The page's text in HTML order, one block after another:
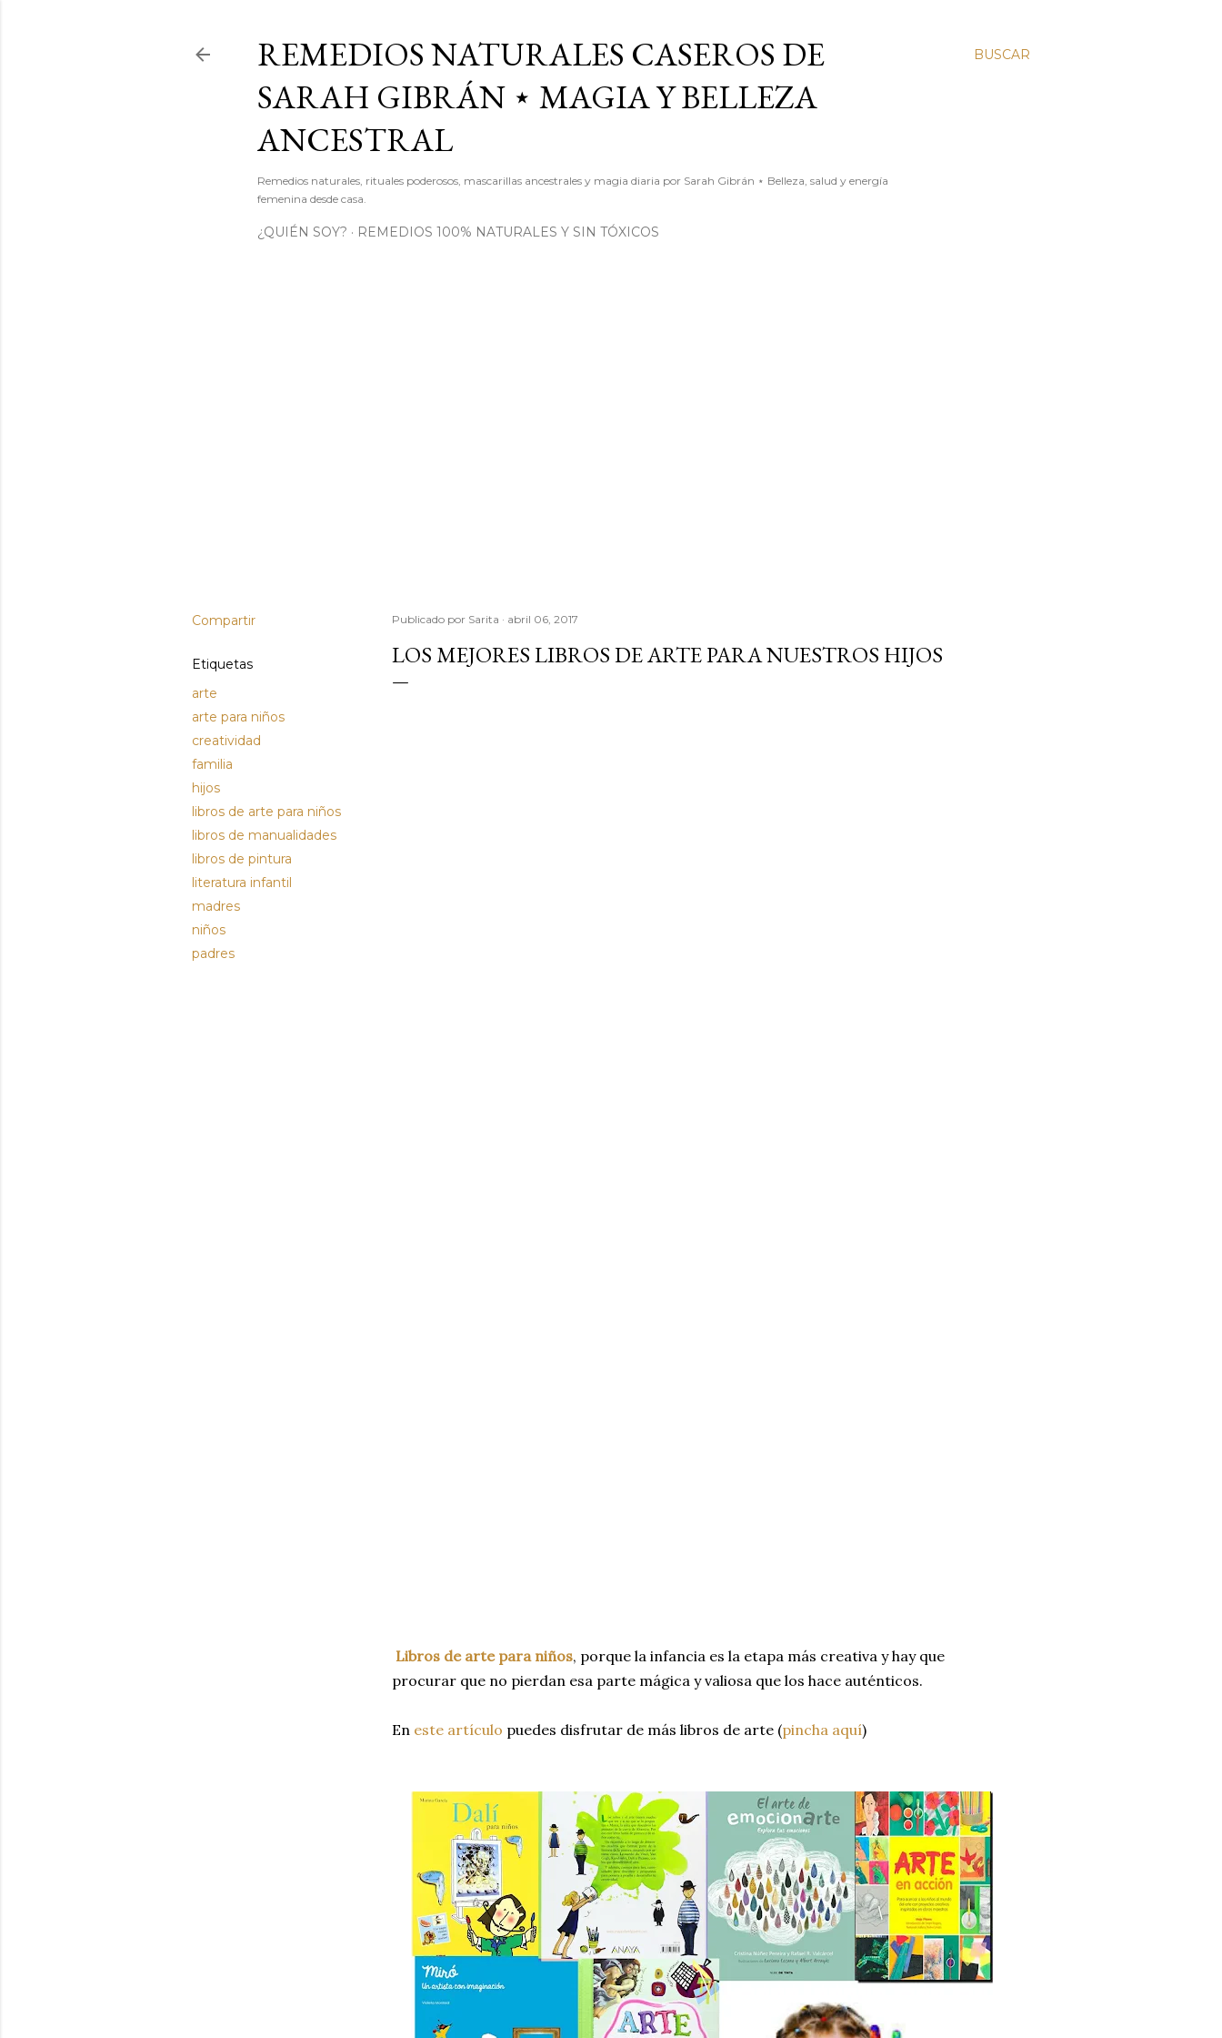
BUSCAR
REMEDIOS NATURALES CASEROS DE
SARAH GIBRÁN ⋆ MAGIA Y BELLEZA
ANCESTRAL
Remedios naturales, rituales poderosos, mascarillas ancestrales y magia diaria por Sarah Gibrán ⋆ Belleza, salud y energía
femenina desde casa.
¿QUIÉN SOY? REMEDIOS 100% NATURALES Y SIN TÓXICOS
Compartir
Etiquetas
arte
arte para niños
creatividad
familia
hijos
libros de arte para niños
libros de manualidades
libros de pintura
literatura infantil
madres
niños
padres
Publicado por Sarita abril 06, 2017
LOS MEJORES LIBROS DE ARTE PARA NUESTROS HIJOS
Libros de arte para niños, porque la infancia es la etapa más creativa y hay que
procurar que no pierdan esa parte mágica y valiosa que los hace auténticos.
En este artículo puedes disfrutar de más libros de arte (pincha aquí)